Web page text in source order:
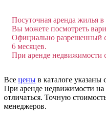
Посуточная аренда жилья
Вы можете посмотреть
Официально разрешенный
6 месяцев.
При аренде недвижимости
Все цены в каталоге указаны
При аренде недвижимости
отличаться. Точную
менеджеров.